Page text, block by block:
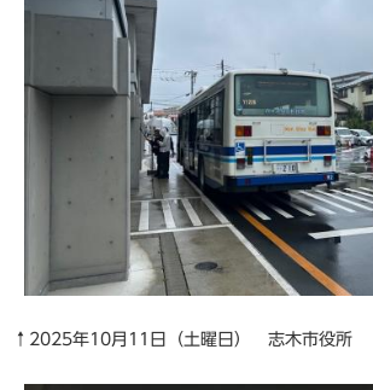
↑2025年10月11日（土曜日） 志木市役所